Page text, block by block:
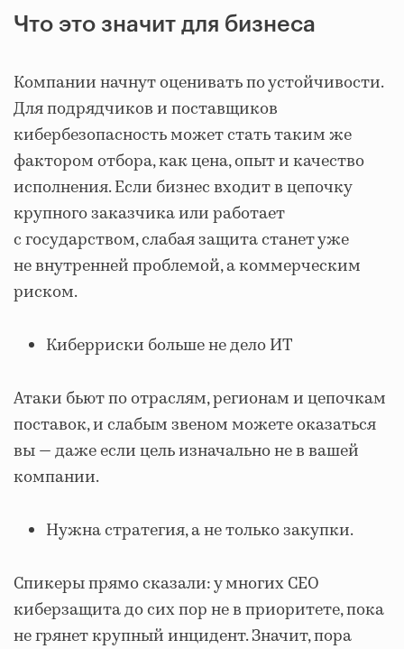
Что это значит для бизнеса
Компании начнут оценивать по устойчивости.
Для подрядчиков и поставщиков
кибербезопасность может стать таким же
фактором отбора, как цена, опыт и качество
исполнения. Если бизнес входит в цепочку
крупного заказчика или работает
с государством, слабая защита станет уже
не внутренней проблемой, а коммерческим
риском.
Киберриски больше не дело ИТ
Атаки бьют по отраслям, регионам и цепочкам
поставок, и слабым звеном можете оказаться
вы — даже если цель изначально не в вашей
компании.
Нужна стратегия, а не только закупки.
Спикеры прямо сказали: у многих CEO
киберзащита до сих пор не в приоритете, пока
не грянет крупный инцидент. Значит, пора